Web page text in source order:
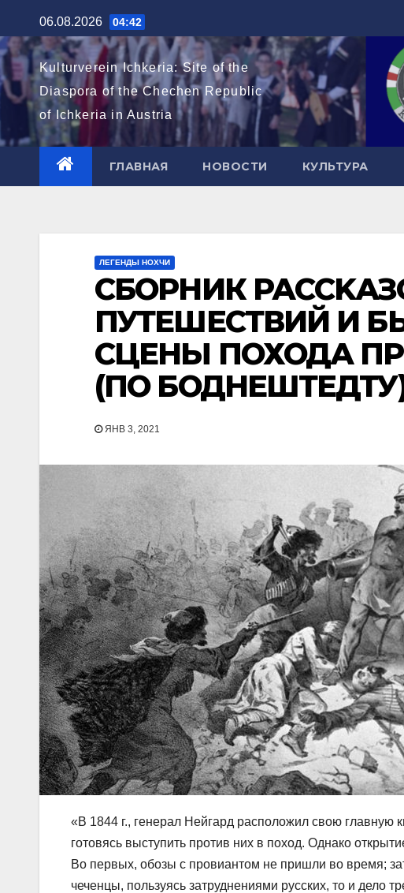
к
содержимому
06.08.2026 04:42
Kulturverein Ichkeria: Site of the
Diaspora of the Chechen Republic
of Ichkeria in Austria
ГЛАВНАЯ НОВОСТИ КУЛЬТУРА
ЛЕГЕНДЫ НОХЧИ
СБОРНИК
ПУТЕШЕСТВИЙ И
СЦЕНЫ ПОХОДА
(ПО
ЯНВ 3, 2021
«В 1844 г., генерал Нейгард расположил свою главную
готовясь выступить против них в поход. Однако
Во первых, обозы с провиантом не пришли во время;
чеченцы, пользуясь затруднениями русских, то и